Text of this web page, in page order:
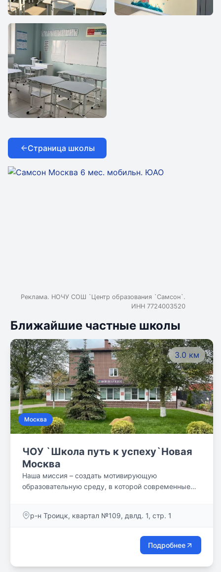
Смарт Скул ТРОИЦК
Страница школы
Реклама. НОЧУ СОШ `Центр образования `Самсон`.
ИНН 7724003520
Ближайшие частные школы
3.0 км
Москва
ЧОУ `Школа путь к успеху`Новая
Москва
Наша миссия – создать мотивирующую
образовательную среду, в которой современные
настоящем и в будущем.
р-н Троицк, квартал №109, двлд. 1, стр. 1
Подробнее